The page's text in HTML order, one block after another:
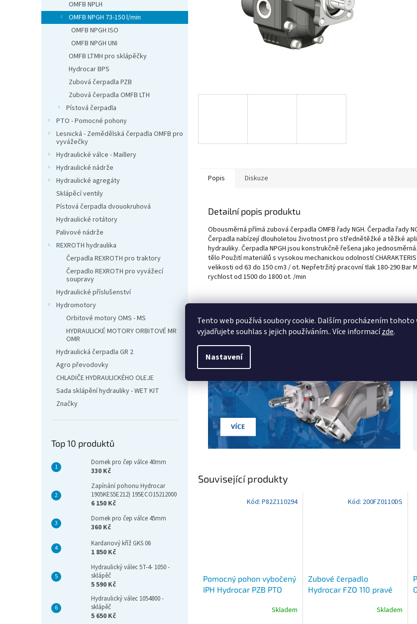
Tento web používá soubory cookie. Dalším procházením tohoto
vyjadřujete souhlas s jejich používáním.. Více informacízde.
Nastavení
e
l
OMFB NPLH
OMFB NPGH 73-150 l/min
OMFB NPGH ISO
OMFB NPGH UNI
OMFB LTMH pro sklápěčky
Hydrocar BPS
Zubová čerpadla PZB
Zubová čerpadla OMFB LTH
Pístová čerpadla
PTO - Pomocné pohony
Lesnická - Zemědělská čerpadla OMFB pro
vyvážečky
Hydraulické válce - Maillery
Hydraulické nádrže
Hydraulické agregáty
Sklápěcí ventily
Pístová čerpadla dvouokruhová
Hydraulické rotátory
Palivové nádrže
REXROTH hydraulika
Čerpadla REXROTH pro traktory
Čerpadlo REXROTH pro vyvážecí
soupravy
Hydraulické příslušenství
Hydromotory
Orbitové motory OMS - MS
HYDRAULICKÉ MOTORY ORBITOVÉ MR
OMR
Hydraulická čerpadla GR 2
Agro převodovky
CHLADIČE HYDRAULICKÉHO OLEJE
Sada sklápění hydrauliky - WET KIT
Značky
Top 10 produktů
Domek pro čep válce 40mm
330 Kč
Zapínání pohonu Hydrocar
1905KES5E212) 195ECO15212000
6 150 Kč
Domek pro čep válce 45mm
360 Kč
Kardanový kříž GKS 06
1 850 Kč
Hydraulický válec 5T-4- 1050 -
sklápěč
5 590 Kč
Hydraulický válec 1054800 -
sklápěč
5 650 Kč
Související produkty
Pomocný pohon vybočený
IPH Hydrocar PZB PTO
Skladem
Kód: P82Z110294
Zubové čerpadlo
Hydrocar FZO 110 pravé
Skladem
Kód: 200FZ0110DS
Popis Diskuze
Detailní popis produktu
Obousměrná přímá zubová čerpadla OMFB řady NGH. Čerpadla řady
Čerpadla nabízejí dlouholetou životnost pro střednětěžké a těžké
hydrauliky. Čerpadla NPGH jsou konstrukčně řešena jako jednosměrná.
tělo Použití materiálů s vysokou mechanickou odolností
velikosti od 63 do 150 cm3 / ot. Nepřetržitý pracovní tlak 180-290 Bar
rychlost od 1500 do 1800 ot. /min